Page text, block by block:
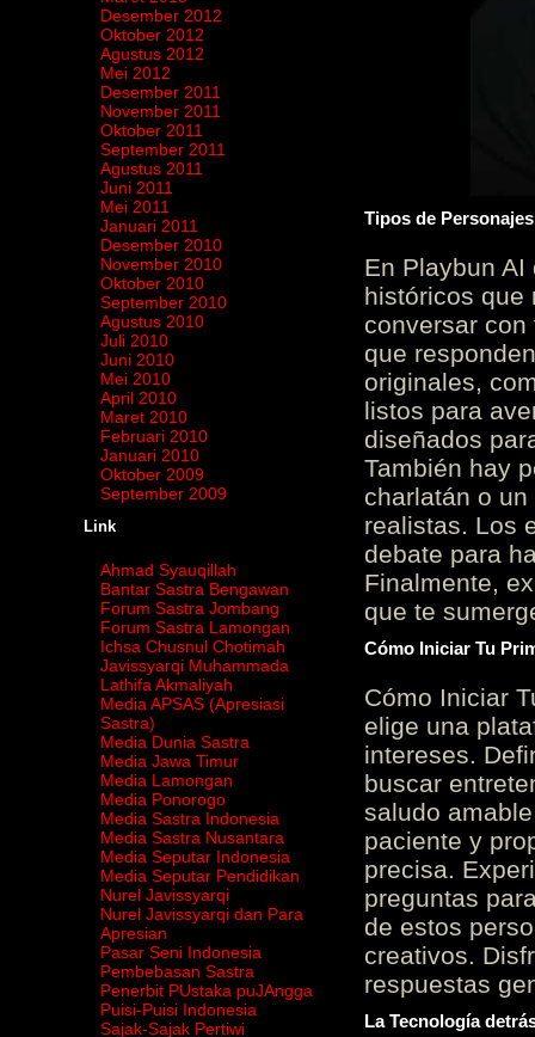
Desember 2012
Oktober 2012
Agustus 2012
Mei 2012
Desember 2011
November 2011
Oktober 2011
September 2011
Agustus 2011
Juni 2011
Mei 2011
Januari 2011
Desember 2010
November 2010
Oktober 2010
September 2010
Agustus 2010
Juli 2010
Juni 2010
Mei 2010
April 2010
Maret 2010
Februari 2010
Januari 2010
Oktober 2009
September 2009
Link
Ahmad Syauqillah
Bantar Sastra Bengawan
Forum Sastra Jombang
Forum Sastra Lamongan
Ichsa Chusnul Chotimah
Javissyarqi Muhammada
Lathifa Akmaliyah
Media APSAS (Apresiasi
Sastra)
Media Dunia Sastra
Media Jawa Timur
Media Lamongan
Media Ponorogo
Media Sastra Indonesia
Media Sastra Nusantara
Media Seputar Indonesia
Media Seputar Pendidikan
Nurel Javissyarqi
Nurel Javissyarqi dan Para
Apresian
Pasar Seni Indonesia
Pembebasan Sastra
Penerbit PUstaka puJAngga
Puisi-Puisi Indonesia
Sajak-Sajak Pertiwi
Tipos de
En Playbun
históricos que
conversar
que
originales,
listos para
diseñados
También hay
charlatán o
realistas. Los
debate para
Finalmente,
que te
Cómo Iniciar Tu
Cómo Iniciar
elige una
intereses.
buscar
saludo
paciente y
precisa.
preguntas
de estos
creativos.
respuestas
La Tecnología